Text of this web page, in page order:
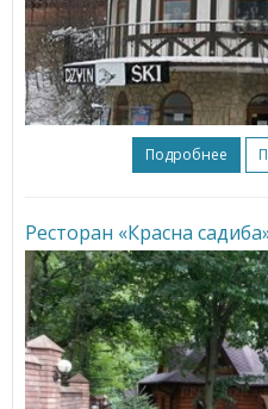
Подробнее
Ресторан «Красна